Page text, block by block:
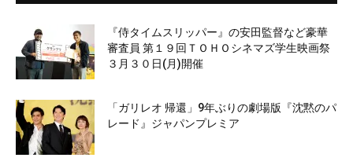
『侍タイムスリッパー』の安田監督など豪華
審査員 第１９回ＴＯＨＯシネマズ学生映画祭
３月３０日(月)開催
「ガリレオ 帰還」9年ぶりの劇場版『沈黙のパ
レード』ジャパンプレミア